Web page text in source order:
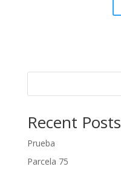
Recent Posts
Prueba
Parcela 75